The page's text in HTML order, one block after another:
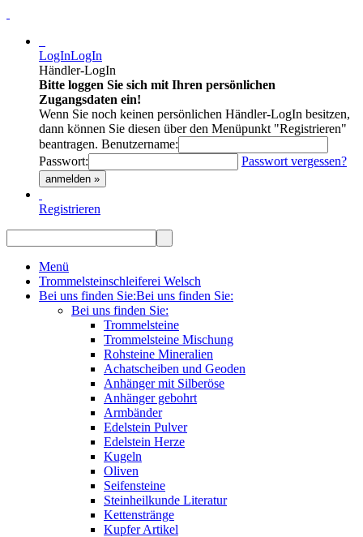
LogInLogIn
Händler-LogIn
Bitte loggen Sie sich mit Ihren persönlichen
Zugangsdaten ein!
Wenn Sie noch keinen persönlichen Händler-LogIn besitzen,
dann können Sie diesen über den Menüpunkt "Registrieren"
beantragen. Benutzername:
Passwort:
Passwort vergessen?
anmelden »
Registrieren
Menü
Trommelsteinschleiferei Welsch
Bei uns finden Sie:Bei uns finden Sie:
Bei uns finden Sie:
Trommelsteine
Trommelsteine Mischung
Rohsteine Mineralien
Achatscheiben und Geoden
Anhänger mit Silberöse
Anhänger gebohrt
Armbänder
Edelstein Pulver
Edelstein Herze
Kugeln
Oliven
Seifensteine
Steinheilkunde Literatur
Kettenstränge
Kupfer Artikel